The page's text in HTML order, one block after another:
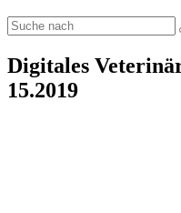
Digitales
15.2019